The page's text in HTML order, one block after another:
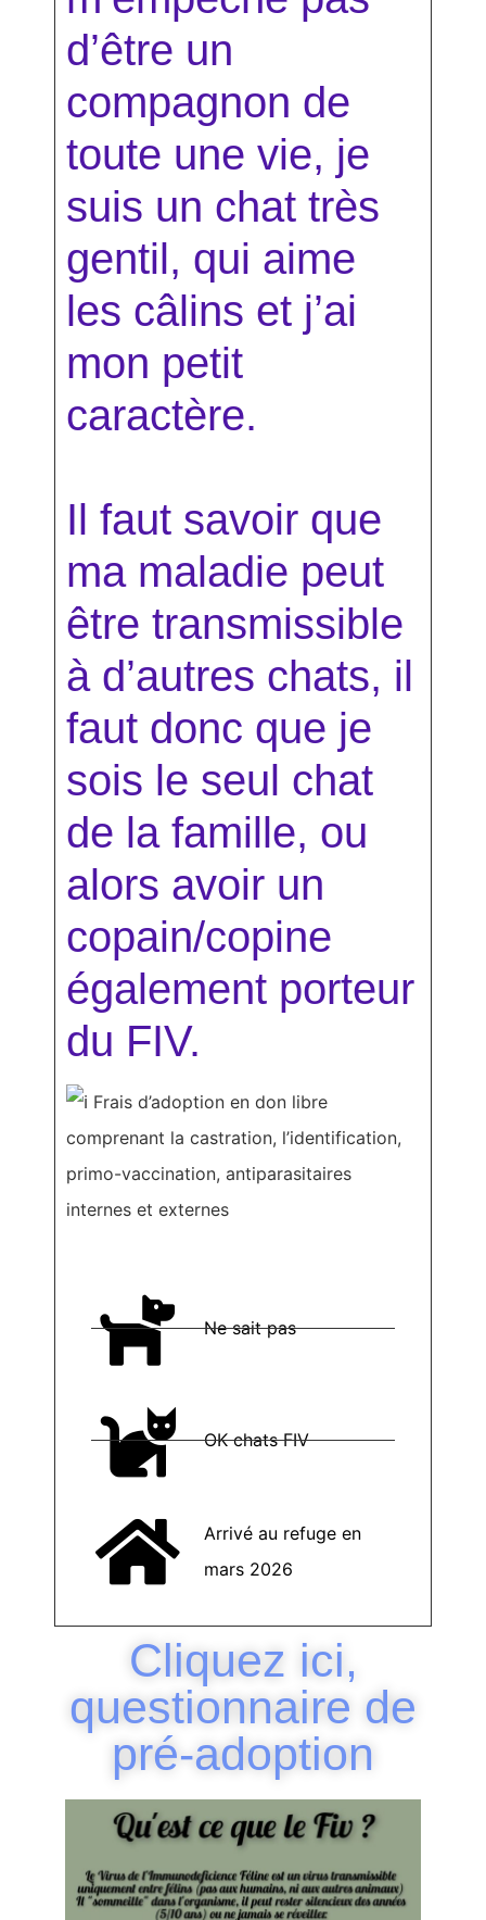
d’être un
compagnon de
toute une vie, je
suis un chat très
gentil, qui aime
les câlins et j’ai
mon petit
caractère.
Il faut savoir que
ma maladie peut
être transmissible
à d’autres chats, il
faut donc que je
sois le seul chat
de la famille, ou
alors avoir un
copain/copine
également porteur
du FIV.
Frais d’adoption en don libre
comprenant la castration, l’identification,
primo-vaccination, antiparasitaires
internes et externes
Ne sait pas
OK chats FIV
Arrivé au refuge en
mars 2026
Cliquez ici,
questionnaire de
pré-adoption